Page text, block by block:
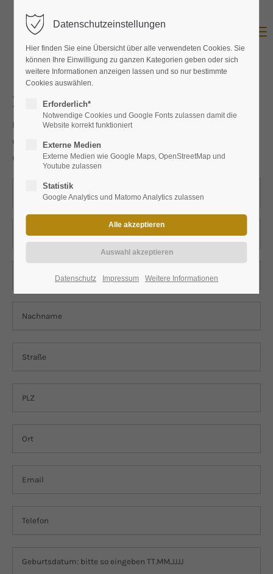
Produktanfrage
Hier können Sie das Produkt bei uns anfragen. Wir werden
uns umgehend mit Ihnen in Verbindung setzen und Ihnen
mitzuteilen wie Sie Produkt bei uns erwerben können.
Datenschutzeinstellungen
Hier finden Sie eine Übersicht über alle verwendeten Cookies. Sie
können Ihre Einwilligung zu ganzen Kategorien geben oder sich
weitere Informationen anzeigen lassen und so nur bestimmte
Cookies auswählen.
Erforderlich*
Notwendige Cookies und Google Fonts zulassen damit die
Website korrekt funktioniert
Externe Medien
Externe Medien wie Google Maps, OpenStreetMap und
Youtube zulassen
Statistik
Google Analytics und Matomo Analytics zulassen
Datenschutz Impressum Weitere Informationen